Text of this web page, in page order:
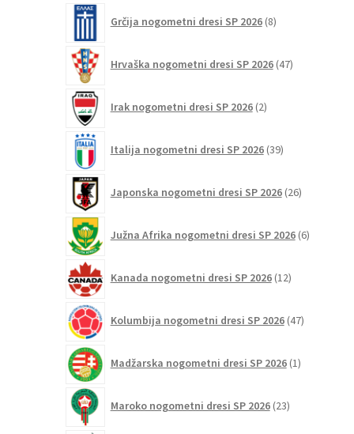
Grčija nogometni dresi SP 2026 8izdelkov
Hrvaška nogometni dresi SP 2026 47izdelkov
Irak nogometni dresi SP 2026 2izdelka
Italija nogometni dresi SP 2026 39izdelkov
Japonska nogometni dresi SP 2026 26izdelkov
Južna Afrika nogometni dresi SP 2026 6izdelkov
Kanada nogometni dresi SP 2026 12izdelkov
Kolumbija nogometni dresi SP 2026 47izdelkov
Madžarska nogometni dresi SP 2026 1izdelek
Maroko nogometni dresi SP 2026 23izdelkov